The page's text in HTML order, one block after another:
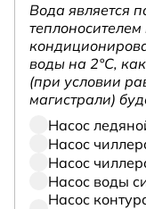
Вода является
теплоносителем
воды на 2°С,
(при условии
магистрали)
Насос
Насос
Насос
Насос воды
Насос